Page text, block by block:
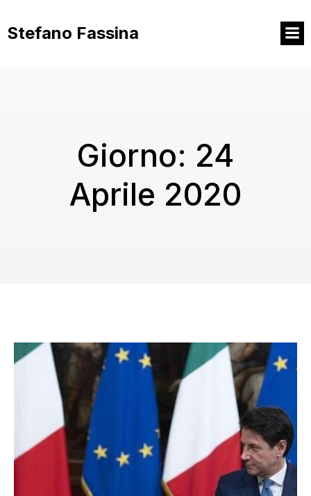
contenuto
Stefano Fassina
Giorno: 24
Aprile 2020